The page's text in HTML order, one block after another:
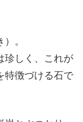
）。
珍しく、これが
特徴づける石で